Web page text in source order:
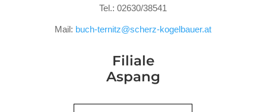
Tel.: 02630/38541
Mail: buch-ternitz@scherz-kogelbauer.at
Filiale
Aspang